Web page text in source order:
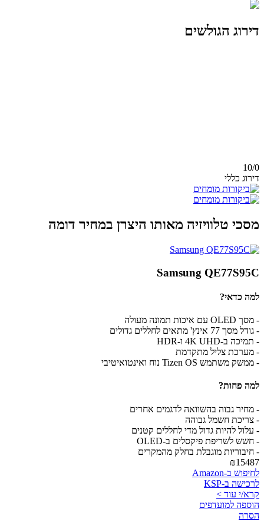
דירוג הגולשים
10/0
דירוג כללי
מסכי טלוויזיה מאותו היצרן במחיר דומה
Samsung QE77S95C
למה כדאי?
- מסך OLED עם איכות תמונה מעולה
- גודל מסך 77 אינץ' מתאים לחללים גדולים
- תמיכה ב-4K UHD ו-HDR
- מערכת צליל מתקדמת
- ממשק משתמש Tizen OS נוח ואינטואיטיבי
למה פחות?
- מחיר גבוה בהשוואה לדגמים אחרים
- צריכת חשמל גבוהה
- עלול להיות גדול מדי לחללים קטנים
- חשש לשריפת פיקסלים ב-OLED
- חיבוריות מוגבלת בחלק מהמקרים
₪15487
לחיפוש ב-Amazon
לרכישה ב-KSP
קרא/י עוד >
הוספה למועדפים
הסרה